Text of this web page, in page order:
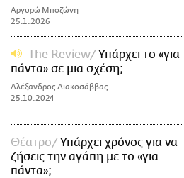
Αργυρώ Μποζώνη
25.1.2026
The Review
Υπάρχει το «για
πάντα» σε μια σχέση;
Αλέξανδρος Διακοσάββας
25.10.2024
Θέατρο
Υπάρχει χρόνος για να
ζήσεις την αγάπη με το «για
πάντα»;